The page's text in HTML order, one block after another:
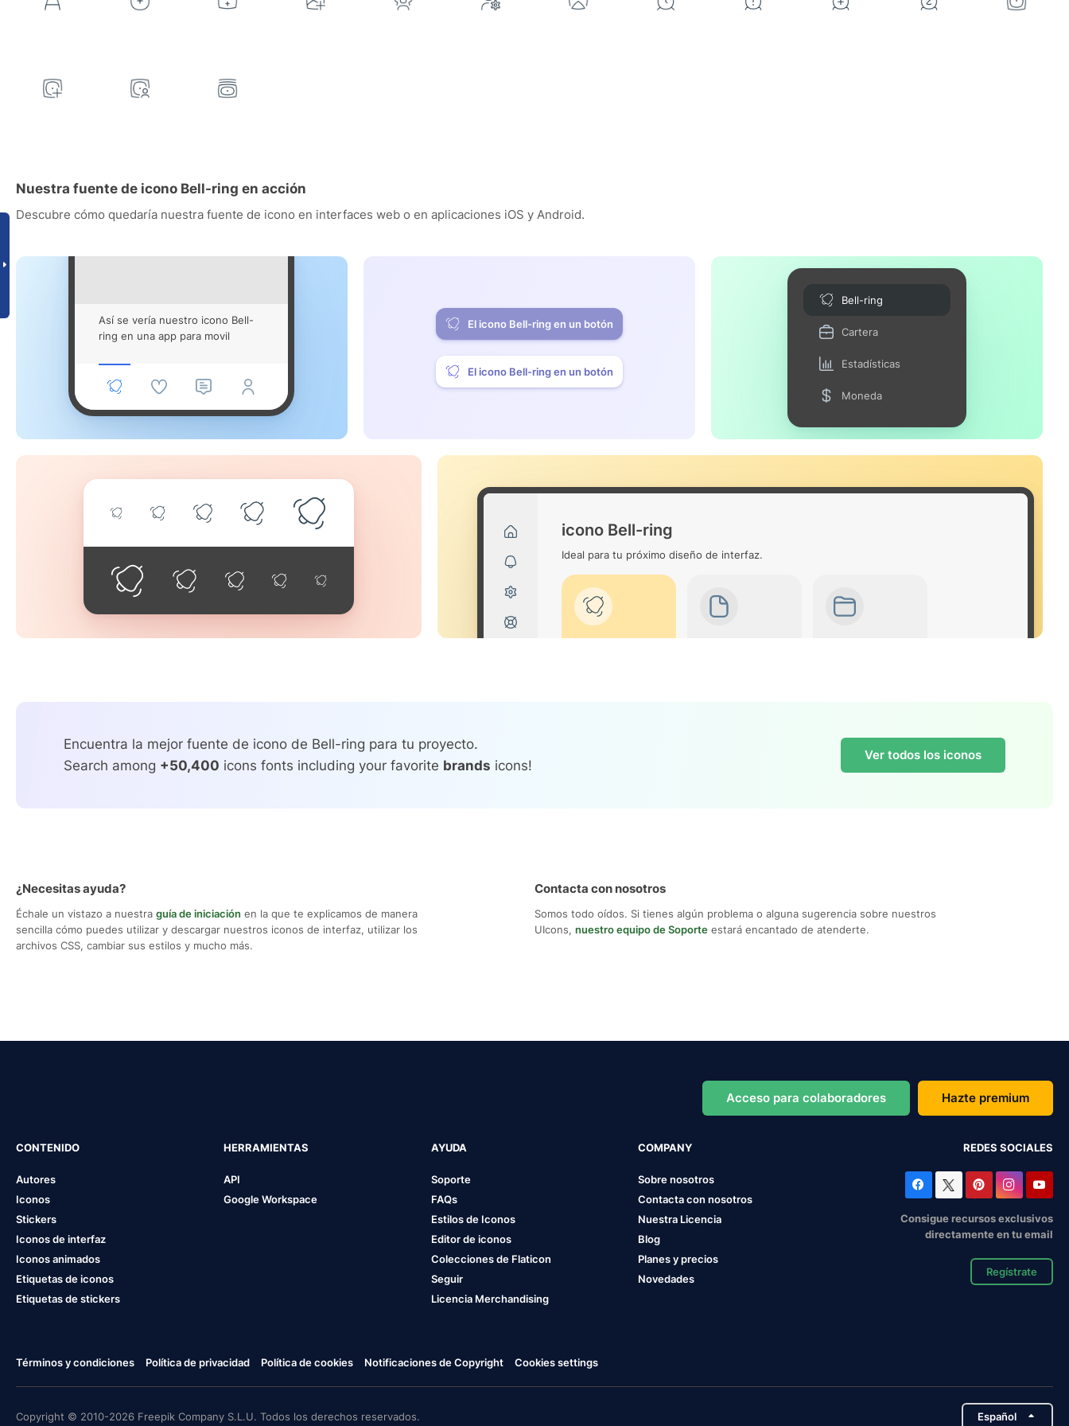
Nuestra fuente de icono Bell-ring en acción
Descubre cómo quedaría nuestra fuente de icono en interfaces web o en aplicaciones iOS y Android.
Así se vería nuestro icono Bell-
ring en una app para movil
El icono Bell-ring en un botón
El icono Bell-ring en un botón
Bell-ring
Cartera
Estadísticas
Moneda
icono Bell-ring
Ideal para tu próximo diseño de interfaz.
Encuentra la mejor fuente de icono de Bell-ring para tu proyecto.
Search among +50,400 icons fonts including your favorite brands icons!
Ver todos los iconos
¿Necesitas ayuda?
Échale un vistazo a nuestra guía de iniciación en la que te explicamos de manera
sencilla cómo puedes utilizar y descargar nuestros iconos de interfaz, utilizar los
archivos CSS, cambiar sus estilos y mucho más.
Contacta con nosotros
Somos todo oídos. Si tienes algún problema o alguna sugerencia sobre nuestros
UIcons, nuestro equipo de Soporte estará encantado de atenderte.
Acceso para colaboradores Hazte premium
CONTENIDO
Autores
Iconos
Stickers
Iconos de interfaz
Iconos animados
Etiquetas de iconos
Etiquetas de stickers
HERRAMIENTAS
API
Google Workspace
AYUDA
Soporte
FAQs
Estilos de Iconos
Editor de iconos
Colecciones de Flaticon
Seguir
Licencia Merchandising
COMPANY
Sobre nosotros
Contacta con nosotros
Nuestra Licencia
Blog
Planes y precios
Novedades
REDES SOCIALES
Consigue recursos exclusivos
directamente en tu email
Regístrate
Términos y condiciones Política de privacidad Política de cookies Notificaciones de Copyright Cookies settings
Copyright © 2010-2026 Freepik Company S.L.U. Todos los derechos reservados. Español